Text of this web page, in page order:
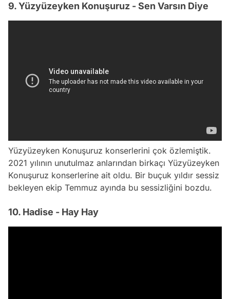
9. Yüzyüzeyken Konuşuruz - Sen Varsın Diye
Yüzyüzeyken Konuşuruz konserlerini çok özlemiştik.
2021 yılının unutulmaz anlarından birkaçı Yüzyüzeyken
Konuşuruz konserlerine ait oldu. Bir buçuk yıldır sessiz
bekleyen ekip Temmuz ayında bu sessizliğini bozdu.
10. Hadise - Hay Hay